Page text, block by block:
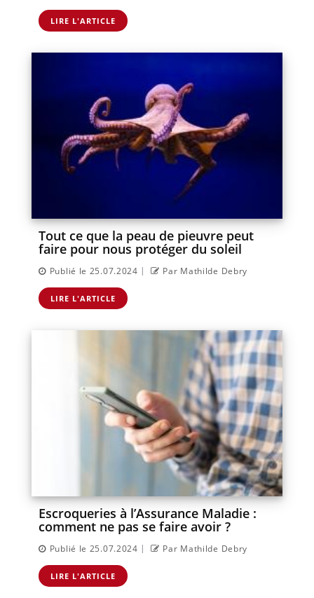
LIRE L'ARTICLE
Tout ce que la peau de pieuvre peut
faire pour nous protéger du soleil
Publié le 25.07.2024 | Par Mathilde Debry
LIRE L'ARTICLE
Escroqueries à l’Assurance Maladie :
comment ne pas se faire avoir ?
Publié le 25.07.2024 | Par Mathilde Debry
LIRE L'ARTICLE